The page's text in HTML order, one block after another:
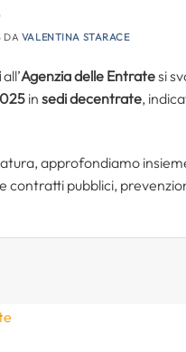
DA VALENTINA STARACE
all’Agenzia delle Entratesi
in sedi decentrate,
approfondiamo
contratti pubblici,